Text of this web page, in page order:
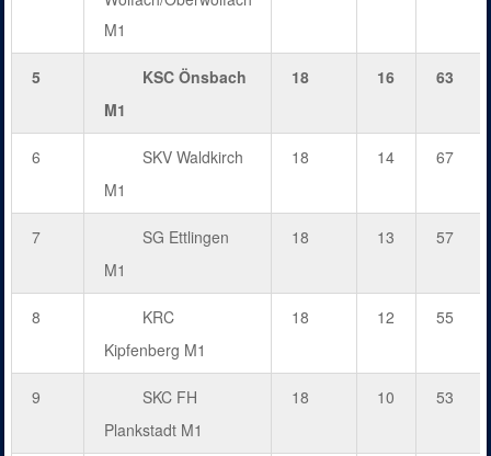
M1
5
KSC Önsbach
M1
18 16 63
6
SKV Waldkirch
M1
18 14 67
7
SG Ettlingen
M1
18 13 57
8
KRC
Kipfenberg M1
18 12 55
9
SKC FH
Plankstadt M1
18 10 53